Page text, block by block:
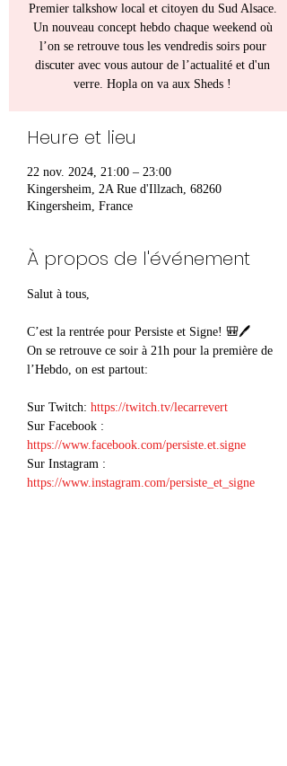
Premier talkshow local et citoyen du Sud Alsace.
Un nouveau concept hebdo chaque weekend où
l’on se retrouve tous les vendredis soirs pour
discuter avec vous autour de l’actualité et d'un
verre. Hopla on va aux Sheds !
Heure et lieu
22 nov. 2024, 21:00 – 23:00
Kingersheim, 2A Rue d'Illzach, 68260
Kingersheim, France
À propos de l'événement
Salut à tous,
C’est la rentrée pour Persiste et Signe! 🎒🖊️
On se retrouve ce soir à 21h pour la première de
l’Hebdo, on est partout:
Sur Twitch: https://twitch.tv/lecarrevert
Sur Facebook :
https://www.facebook.com/persiste.et.signe
Sur Instagram :
https://www.instagram.com/persiste_et_signe